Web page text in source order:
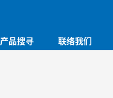
产品搜寻 联络我们